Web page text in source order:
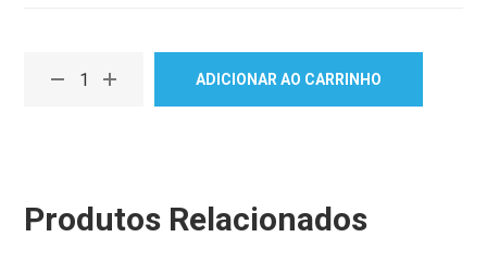
ADICIONAR AO CARRINHO
Produtos Relacionados